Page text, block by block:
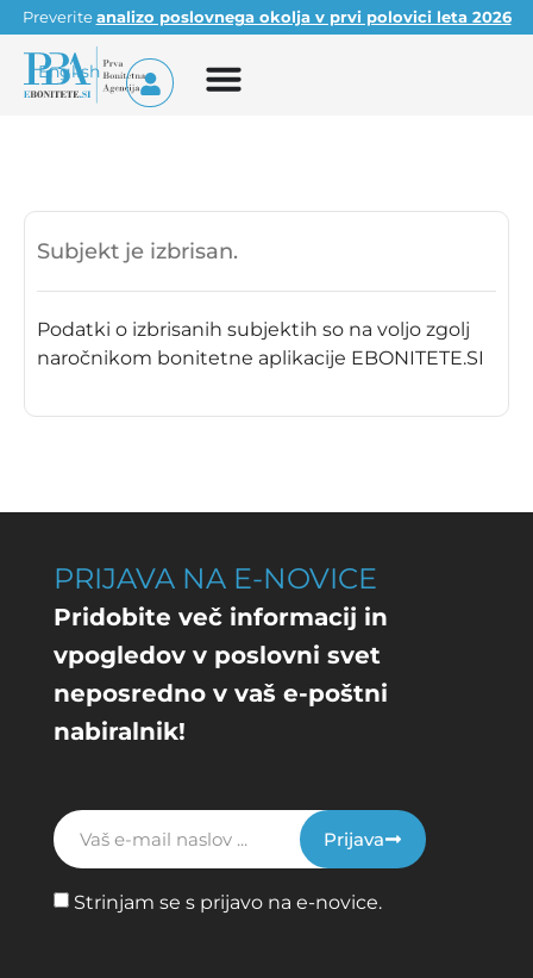
Preveriteanalizo poslovnega okolja v prvi polovici leta 2026
English
Subjekt je izbrisan.
Podatki o izbrisanih subjektih so na voljo zgolj
naročnikom bonitetne aplikacije EBONITETE.SI
PRIJAVA NA E-NOVICE
Pridobite več informacij in
vpogledov v poslovni svet
neposredno v vaš e-poštni
nabiralnik!
Strinjam se s prijavo na e-novice.
Prijava